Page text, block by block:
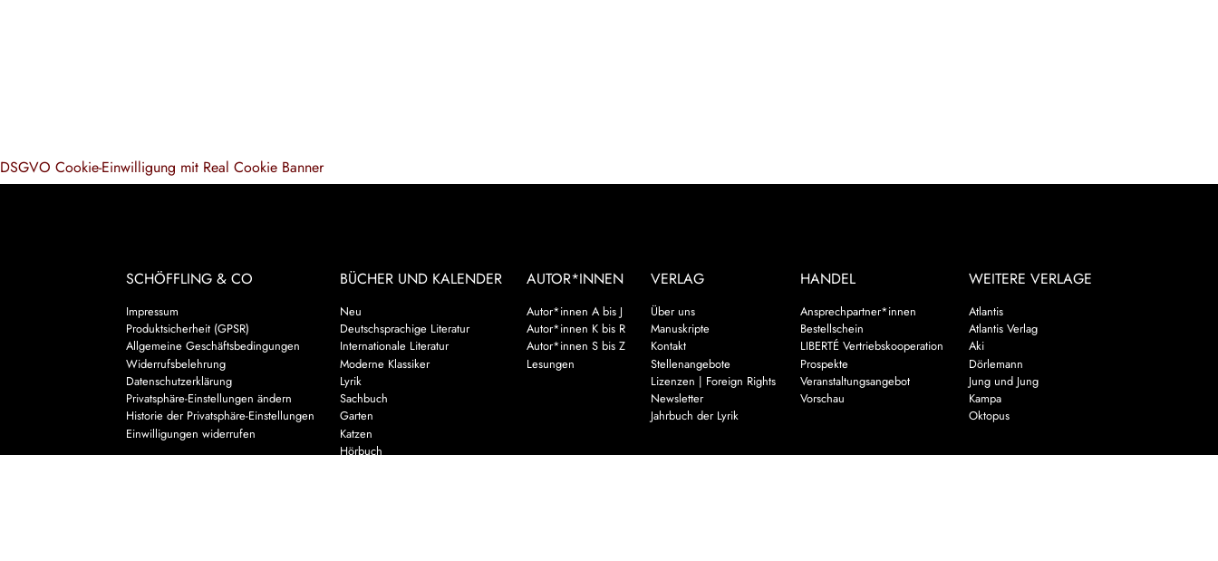
SCHÖFFLING & CO
Impressum
Produktsicherheit (GPSR)
Allgemeine Geschäftsbedingungen
Widerrufsbelehrung
Datenschutzerklärung
Privatsphäre-Einstellungen ändern
Historie der Privatsphäre-Einstellungen
Einwilligungen widerrufen
BÜCHER UND KALENDER
Neu
Deutschsprachige Literatur
Internationale Literatur
Moderne Klassiker
Lyrik
Sachbuch
Garten
Katzen
Hörbuch
AUTOR*INNEN
Autor*innen A bis J
Autor*innen K bis R
Autor*innen S bis Z
Lesungen
VERLAG
Über uns
Manuskripte
Kontakt
Stellenangebote
Lizenzen | Foreign Rights
Newsletter
Jahrbuch der Lyrik
HANDEL
Ansprechpartner*innen
Bestellschein
LIBERTÉ Vertriebskooperation
Prospekte
Veranstaltungsangebot
Vorschau
WEITERE VERLAGE
Atlantis
Atlantis Verlag
Aki
Dörlemann
Jung und Jung
Kampa
Oktopus
DSGVO Cookie-Einwilligung mit Real Cookie Banner